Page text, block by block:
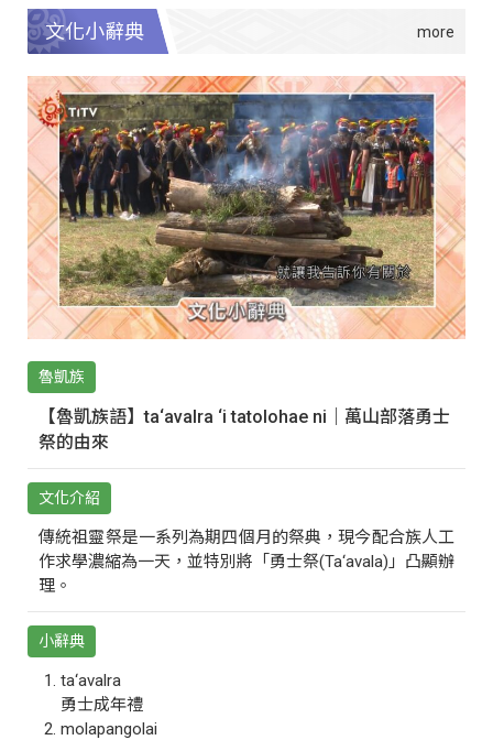
文化小辭典
魯凱族
【魯凱族語】ta‘avalra ‘i tatolohae ni｜萬山部落勇士
祭的由來
文化介紹
傳統祖靈祭是一系列為期四個月的祭典，現今配合族人工
作求學濃縮為一天，並特別將「勇士祭(Ta‘avala)」凸顯辦
理。
小辭典
ta‘avalra
勇士成年禮
molapangolai